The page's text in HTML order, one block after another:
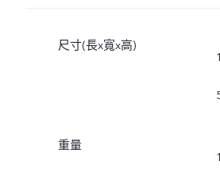
尺寸(長x寬x高)
重量